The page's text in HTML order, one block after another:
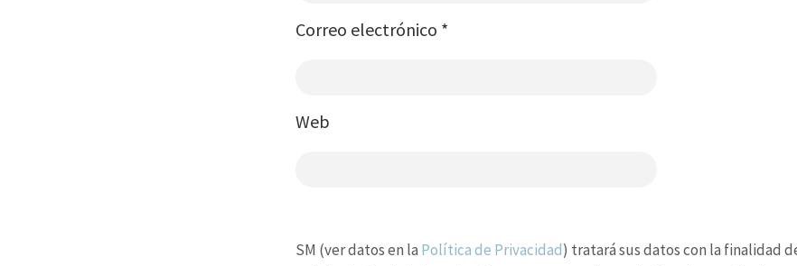
Correo electrónico *
Web
SM (ver datos en la Política de Privacidad) tratará sus datos con la finalidad